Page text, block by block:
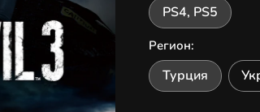
PS4, PS5
Регион:
Турция